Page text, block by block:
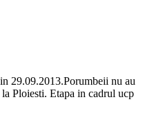
29.09.2013.Porumbeii nu au
Ploiesti. Etapa in cadrul ucp